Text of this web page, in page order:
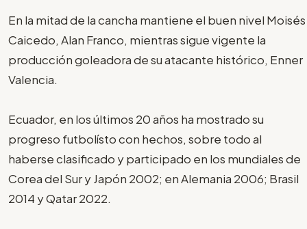
En la mitad de la cancha mantiene el buen nivel Moisés
Caicedo, Alan Franco, mientras sigue vigente la
producción goleadora de su atacante histórico, Enner
Valencia.
Ecuador, en los últimos 20 años ha mostrado su
progreso futbolísto con hechos, sobre todo al
haberse clasificado y participado en los mundiales de
Corea del Sur y Japón 2002; en Alemania 2006; Brasil
2014 y Qatar 2022.